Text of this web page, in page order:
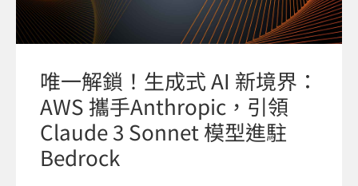
唯一解鎖！生成式 AI 新境界：
AWS 攜手Anthropic，引領
Claude 3 Sonnet 模型進駐
Bedrock